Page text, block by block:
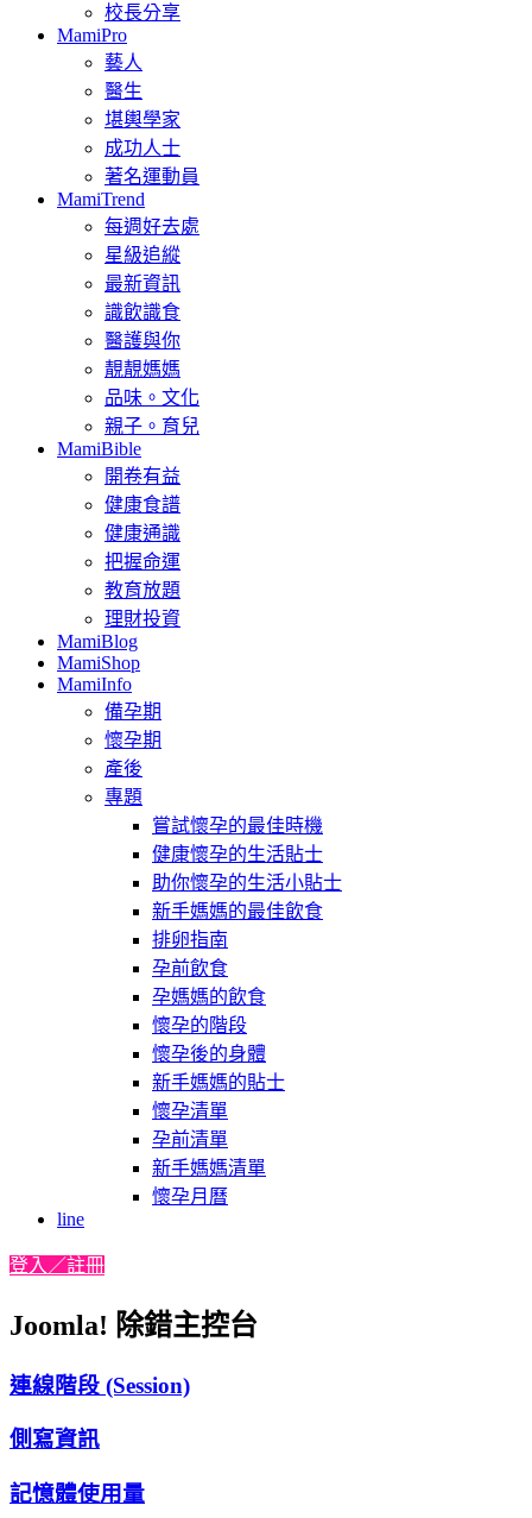
校長分享
MamiPro
藝人
醫生
堪輿學家
成功人士
著名運動員
MamiTrend
每週好去處
星級追縱
最新資訊
識飲識食
醫護與你
靚靚媽媽
品味。文化
親子。育兒
MamiBible
開卷有益
健康食譜
健康通識
把握命運
教育放題
理財投資
MamiBlog
MamiShop
MamiInfo
備孕期
懷孕期
產後
專題
嘗試懷孕的最佳時機
健康懷孕的生活貼士
助你懷孕的生活小貼士
新手媽媽的最佳飲食
排卵指南
孕前飲食
孕媽媽的飲食
懷孕的階段
懷孕後的身體
新手媽媽的貼士
懷孕清單
孕前清單
新手媽媽清單
懷孕月曆
line
登入／註冊
Joomla! 除錯主控台
連線階段 (Session)
側寫資訊
記憶體使用量